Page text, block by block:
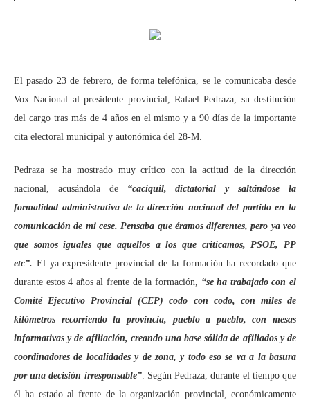
El pasado 23 de febrero, de forma telefónica, se le comunicaba desde
Vox Nacional al presidente provincial, Rafael Pedraza, su destitución
del cargo tras más de 4 años en el mismo y a 90 días de la importante
cita electoral municipal y autonómica del 28-M.
Pedraza se ha mostrado muy crítico con la actitud de la dirección
nacional, acusándola de “caciquil, dictatorial y saltándose la
formalidad administrativa de la dirección nacional del partido en la
comunicación de mi cese. Pensaba que éramos diferentes, pero ya veo
que somos iguales que aquellos a los que criticamos, PSOE, PP
etc”. El ya expresidente provincial de la formación ha recordado que
durante estos 4 años al frente de la formación, “se ha trabajado con el
Comité Ejecutivo Provincial (CEP) codo con codo, con miles de
kilómetros recorriendo la provincia, pueblo a pueblo, con mesas
informativas y de afiliación, creando una base sólida de afiliados y de
coordinadores de localidades y de zona, y todo eso se va a la basura
por una decisión irresponsable”. Según Pedraza, durante el tiempo que
él ha estado al frente de la organización provincial, económicamente